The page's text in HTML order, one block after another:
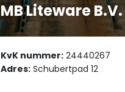
MB Liteware B.V.
KvK nummer: 24440267
Adres: Schubertpad 12